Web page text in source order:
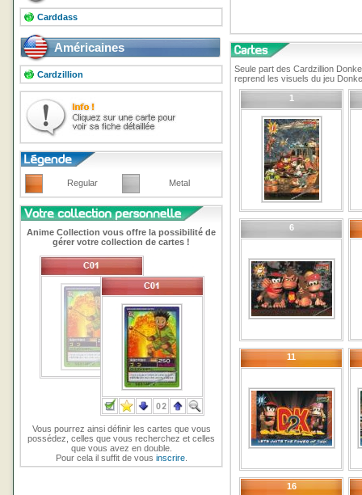
Carddass
Américaines
Cardzillion
Regular Metal
Anime Collection vous offre la possibilité de
gérer votre collection de cartes !
Vous pourrez ainsi définir les cartes que vous
possédez, celles que vous recherchez et celles
que vous avez en double.
Pour cela il suffit de vous inscrire.
Seule part des Cardzillion
reprend les visuels du jeu
1
6
11
16